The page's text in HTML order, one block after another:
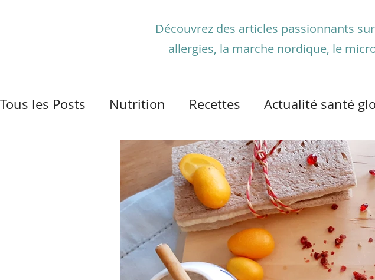
Découvrez des articles passionnants
allergies, la marche nordique, le
Tous les Posts Nutrition Recettes Actualité santé
Santé et pandémie Activité physique - marche nordique
Plantes médicinales et aromatiques
Maladies gastro-intestinales Santé de la femme